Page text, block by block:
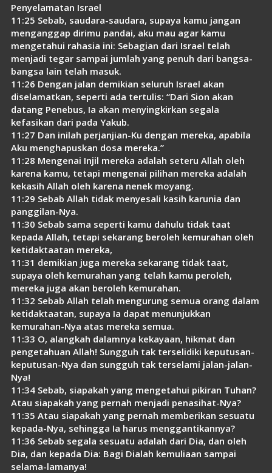
Penyelamatan Israel
11:25 Sebab, saudara-saudara, supaya kamu jangan
menganggap dirimu pandai, aku mau agar kamu
mengetahui rahasia ini: Sebagian dari Israel telah
menjadi tegar sampai jumlah yang penuh dari bangsa-
bangsa lain telah masuk.
11:26 Dengan jalan demikian seluruh Israel akan
diselamatkan, seperti ada tertulis: “Dari Sion akan
datang Penebus, Ia akan menyingkirkan segala
kefasikan dari pada Yakub.
11:27 Dan inilah perjanjian-Ku dengan mereka, apabila
Aku menghapuskan dosa mereka.”
11:28 Mengenai Injil mereka adalah seteru Allah oleh
karena kamu, tetapi mengenai pilihan mereka adalah
kekasih Allah oleh karena nenek moyang.
11:29 Sebab Allah tidak menyesali kasih karunia dan
panggilan-Nya.
11:30 Sebab sama seperti kamu dahulu tidak taat
kepada Allah, tetapi sekarang beroleh kemurahan oleh
ketidaktaatan mereka,
11:31 demikian juga mereka sekarang tidak taat,
supaya oleh kemurahan yang telah kamu peroleh,
mereka juga akan beroleh kemurahan.
11:32 Sebab Allah telah mengurung semua orang dalam
ketidaktaatan, supaya Ia dapat menunjukkan
kemurahan-Nya atas mereka semua.
11:33 O, alangkah dalamnya kekayaan, hikmat dan
pengetahuan Allah! Sungguh tak terselidiki keputusan-
keputusan-Nya dan sungguh tak terselami jalan-jalan-
Nya!
11:34 Sebab, siapakah yang mengetahui pikiran Tuhan?
Atau siapakah yang pernah menjadi penasihat-Nya?
11:35 Atau siapakah yang pernah memberikan sesuatu
kepada-Nya, sehingga Ia harus menggantikannya?
11:36 Sebab segala sesuatu adalah dari Dia, dan oleh
Dia, dan kepada Dia: Bagi Dialah kemuliaan sampai
selama-lamanya!